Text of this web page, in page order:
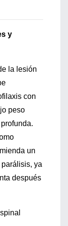
y
la lesión
con
peso
un
ya
después